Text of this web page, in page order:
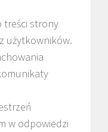
treści strony
użytkowników.
w odpowiedzi